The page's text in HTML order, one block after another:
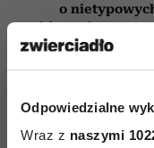
Odpowiedzialne
Wraz z naszymi
o
objawach
„Ukryte piękno”